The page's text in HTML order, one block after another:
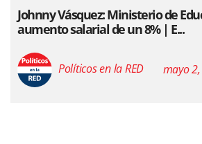
Johnny Vásquez: Ministerio de
aumento salarial de un 8% | E...
Políticos en la RED mayo